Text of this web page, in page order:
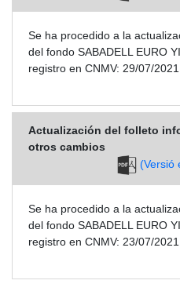
Se ha procedido a la
del fondo SABADELL EURO
registro en CNMV: 29/07/2021.
Actualización del folleto
otros cambios
(Versió
Se ha procedido a la
del fondo SABADELL EURO
registro en CNMV: 23/07/2021.